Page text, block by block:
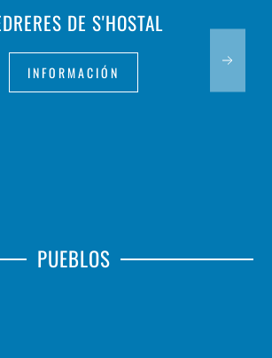
DE S'HOSTAL
INFORMACIÓN
PUEBLOS